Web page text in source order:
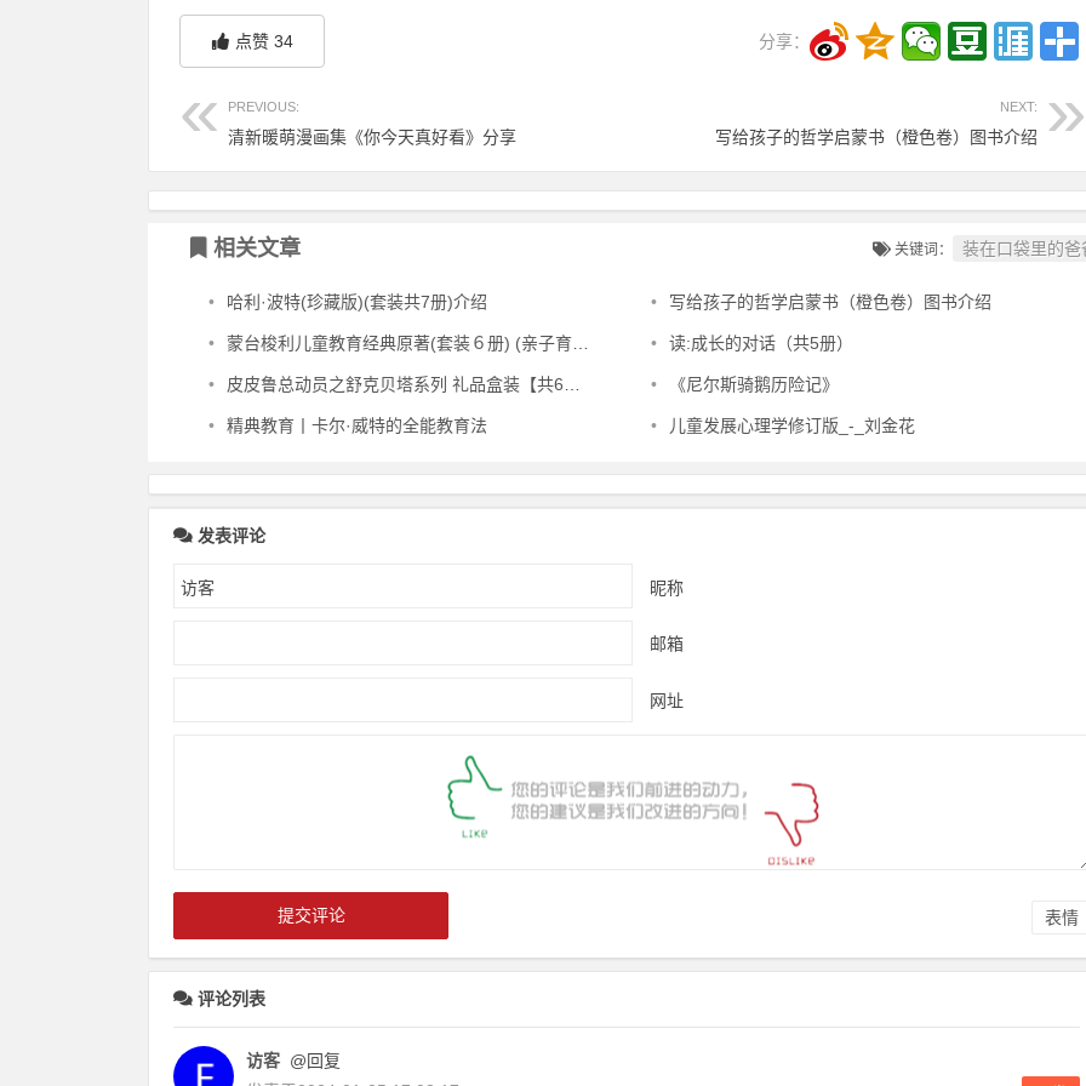
点赞 34 分享：
PREVIOUS:
清新暖萌漫画集《你今天真好看》分享
NEXT:
写给孩子的哲学启蒙书（橙色卷）图书介绍
相关文章 关键词： 装在口袋里的爸
• 哈利·波特(珍藏版)(套装共7册)介绍 • 写给孩子的哲学启蒙书（橙色卷）图书介绍
• 蒙台梭利儿童教育经典原著(套装６册) (亲子育儿经典) • 读:成长的对话（共5册）
• 皮皮鲁总动员之舒克贝塔系列 礼品盒装【共6册】 • 《尼尔斯骑鹅历险记》
• 精典教育丨卡尔·威特的全能教育法 • 儿童发展心理学修订版_-_刘金花
发表评论
昵称
邮箱
网址
表情
评论列表
访客 @回复